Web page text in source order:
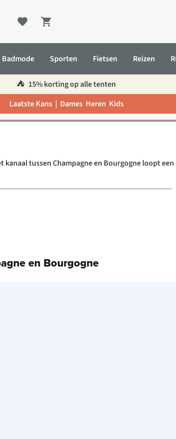
Shopping cart
Badmode Sporten Fietsen Reizen
⛺️ 15% korting op alle tenten
Laatste Kans | Dames Heren Kids
et Bourgogne"
"Canal entre
kanaal tussen Champagne en Bourgogne loopt
en Bourgogne